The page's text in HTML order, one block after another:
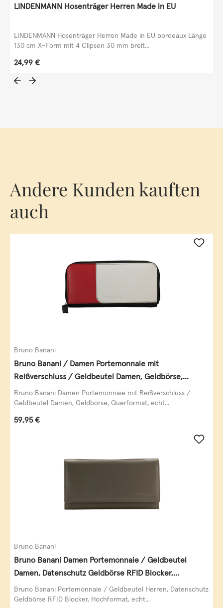
LINDENMANN Hosenträger Herren Made in EU
LINDENMANN Hosenträger Herren Made in EU bordeaux Länge
130 cm X-Form mit 4 Clipsen 30 mm breit...
Regulärer Preis:
24,99 €
Andere Kunden kauften
auch
Bruno Banani
Bruno Banani / Damen Portemonnaie mit
Reißverschluss / Geldbeutel Damen, Geldbörse,
Querformat, echt Leder, black/white/red
Bruno Banani Damen Portemonnaie mit Reißverschluss /
Geldbeutel Damen, Geldbörse, Querformat, echt...
Regulärer Preis:
59,95 €
Bruno Banani
Bruno Banani Damen Portemonnaie / Geldbeutel
Damen, Datenschutz Geldbörse RFID Blocker,
Querformat, echt Leder, taupe
Bruno Banani Portemonnaie / Geldbeutel Herren, Datenschutz
Geldbörse RFID Blocker, Hochformat, echt...